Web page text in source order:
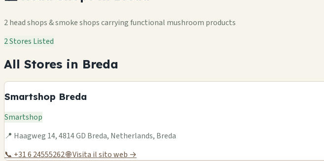
2 head shops & smoke shops carrying functional mushroom products
2 Stores Listed
All Stores in Breda
Smartshop Breda
Smartshop
📍 Haagweg 14, 4814 GD Breda, Netherlands, Breda
📞 +31 6 24555262🌐 Visita il sito web →